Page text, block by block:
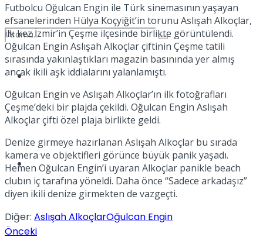
Türkiye
Müzik
Futbolcu Oğulcan Engin ile Türk sinemasının yaşayan
efsanelerinden Hülya Koçyiğit’in torunu Aslışah Alkoçlar,
ilk kez İzmir’in Çeşme ilçesinde birlikte görüntülendi.
Oğulcan Engin Aslışah Alkoçlar çiftinin Çeşme tatili
sırasında yakınlaştıkları magazin basınında yer almış
ancak ikili aşk iddialarını yalanlamıştı.
Oğulcan Engin ve Aslışah Alkoçlar’ın ilk fotoğrafları
Çeşme’deki bir plajda çekildi. Oğulcan Engin Aslışah
Alkoçlar çifti özel plaja birlikte geldi.
Denize girmeye hazırlanan Aslışah Alkoçlar bu sırada
kamera ve objektifleri görünce büyük panik yaşadı.
Hemen Oğulcan Engin’i uyaran Alkoçlar panikle beach
clubın iç tarafına yöneldi. Daha önce “Sadece arkadaşız”
diyen ikili denize girmekten de vazgeçti.
Diğer: Aslışah AlkoçlarOğulcan Engin
Önceki